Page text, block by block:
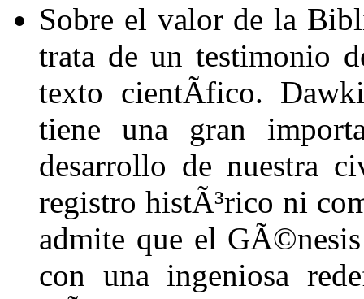
Sobre el valor de la
trata de un testimonio
texto cientÃ­fico.
tiene una gran
desarrollo de nuestra
registro histÃ³rico ni
admite que el
con una ingeniosa